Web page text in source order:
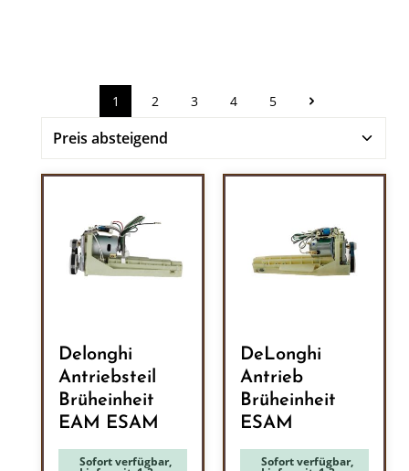
Seite
1 Seite
2 Seite
3 Seite
4 Seite
5
Delonghi
Antriebsteil
Brüheinheit
EAM ESAM
Sofort verfügbar,
DeLonghi
Antrieb
Brüheinheit
ESAM
Sofort verfügbar,